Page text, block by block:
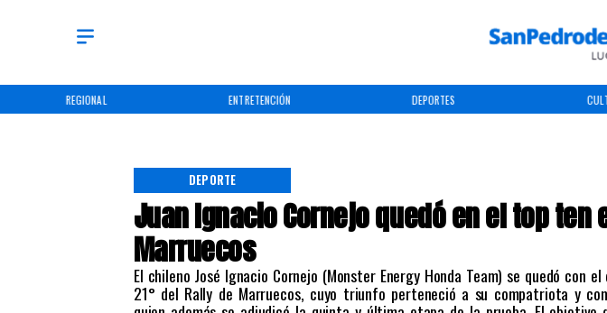
REGIONAL ENTRETENCIÓN DEPORTES
Juan Ignacio Cornejo quedó en el top ten
Marruecos
El chileno José Ignacio Cornejo (Monster Energy Honda Team) se quedó con
21° del Rally de Marruecos, cuyo triunfo perteneció a su compatriota y
DEPORTE